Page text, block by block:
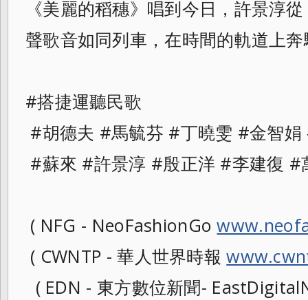
《美麗的稻穗》唱到今日，許景淳
聲歌音如同列車，在時間的軌道上
#搭捷運聽民歌
#胡德夫 #馬毓芬 #丁曉雯 #金智
#蘇來 #許景淳 #殷正洋 #李建復
( NFG - NeoFashionGo
( CWNTP - 華人世界時報
( EDN - 東方數位新聞-